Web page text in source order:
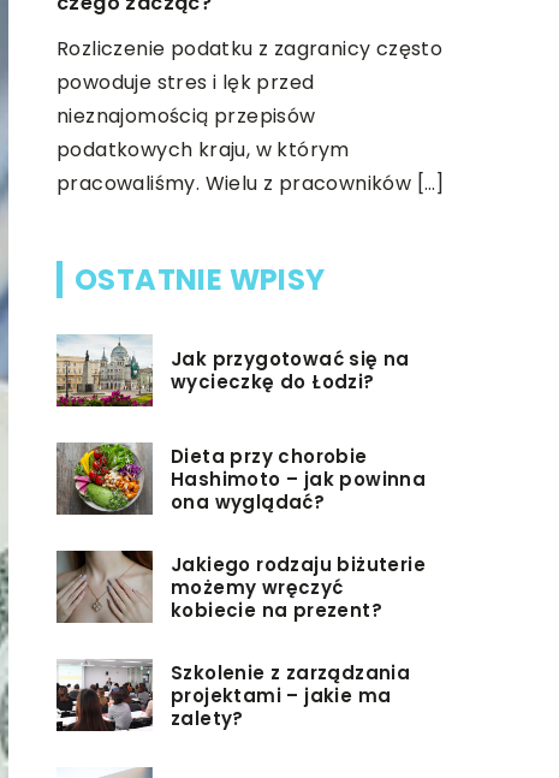
Rozliczenie podatku z zagranicy często
powoduje stres i lęk przed
nieznajomością przepisów
podatkowych kraju, w którym
pracowaliśmy. Wielu z pracowników […]
OSTATNIE WPISY
Jak przygotować się na
wycieczkę do Łodzi?
Dieta przy chorobie
Hashimoto – jak powinna
ona wyglądać?
Jakiego rodzaju biżuterie
możemy wręczyć
kobiecie na prezent?
Szkolenie z zarządzania
projektami – jakie ma
zalety?